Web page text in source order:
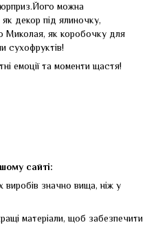
можна
декор під ялиночку,
Миколая, як коробочку для
сухофруктів!
емоції та моменти щастя!
сайті:
значно вища, ніж у
матеріали, щоб забезпечити